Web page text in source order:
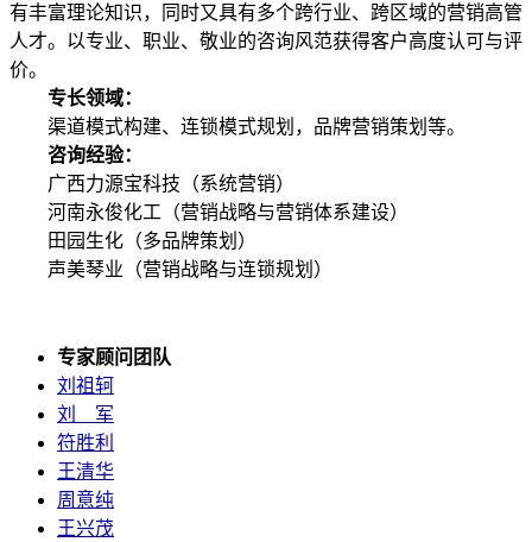
有丰富理论知识，同时又具有多个跨行业、跨区域的营销高管
人才。以专业、职业、敬业的咨询风范获得客户高度认可与评
价。
专长领域：
渠道模式构建、连锁模式规划，品牌营销策划等。
咨询经验：
广西力源宝科技（系统营销）
河南永俊化工（营销战略与营销体系建设）
田园生化（多品牌策划）
声美琴业（营销战略与连锁规划）
专家顾问团队
刘祖轲
刘 军
符胜利
王清华
周意纯
王兴茂